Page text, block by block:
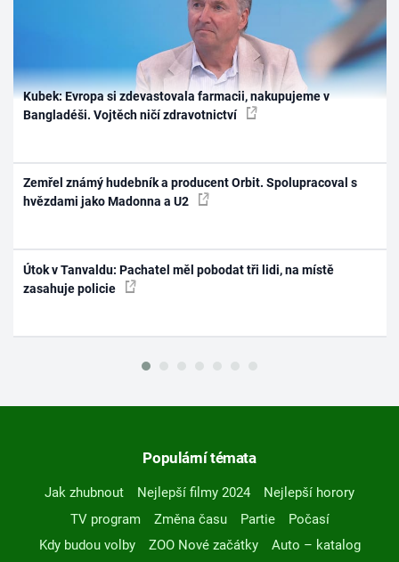
Kubek: Evropa si zdevastovala farmacii, nakupujeme v
Bangladéši. Vojtěch ničí zdravotnictví
Zemřel známý hudebník a producent Orbit. Spolupracoval s
hvězdami jako Madonna a U2
Útok v Tanvaldu: Pachatel měl pobodat tři lidi, na místě
zasahuje policie
Populární témata
Jak zhubnout Nejlepší filmy 2024
Nejlepší horory
TV program
Změna času Partie
Počasí
Kdy budou volby
ZOO Nové začátky
Auto – katalog